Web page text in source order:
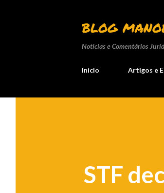
BLOG
Notícias e Comentários
Início Artigos e
STF